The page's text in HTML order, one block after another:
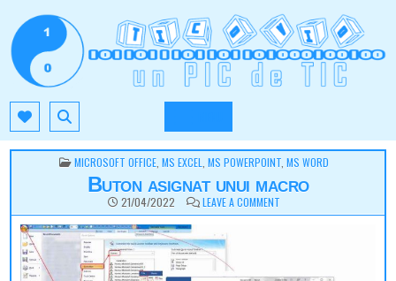
content
TIC.OVIO.RO
POSTED
IN
MICROSOFT OFFICE, MS EXCEL MS POWERPOINT, MS WORD
Buton asignat unui macro
21/04/2022 LEAVE A COMMENTON
BUTON